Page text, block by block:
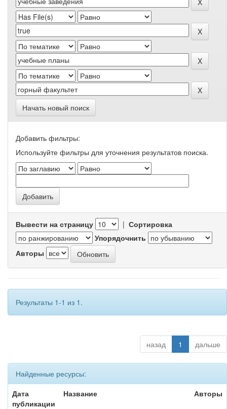
Начать новый поиск
Добавить фильтры:
Используйте фильтры для уточнения результатов поиска.
Вывести на страницу | Сортировка
Упорядочнить
Авторы
Результаты 1-1 из 1.
назад 1 дальше
Найденные ресурсы:
Дата
публикации
Название Авторы